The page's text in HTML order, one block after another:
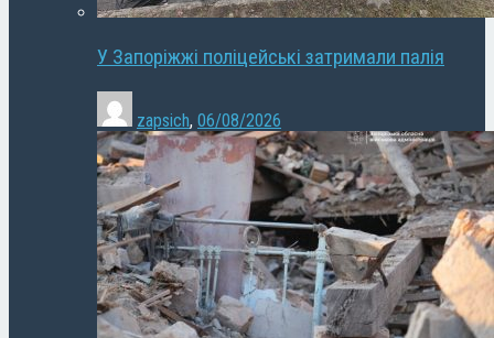
У Запоріжжі поліцейські затримали палія
zapsich, 06/08/2026